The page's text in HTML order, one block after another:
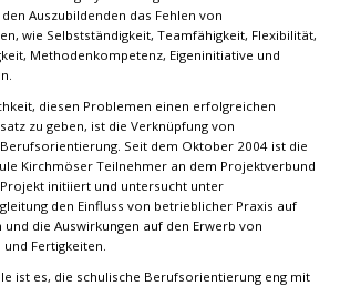
Auszubildenden das Fehlen von
wie Selbstständigkeit, Teamfähigkeit, Flexibilität,
Methodenkompetenz, Eigeninitiative und
diesen Problemen einen erfolgreichen
zu geben, ist die Verknüpfung von
Seit dem Oktober 2004 ist die
Kirchmöser Teilnehmer an dem Projektverbund
initiiert und untersucht unter
den Einfluss von betrieblicher Praxis auf
und die Auswirkungen auf den Erwerb von
Fertigkeiten.
ist es, die schulische Berufsorientierung eng mit